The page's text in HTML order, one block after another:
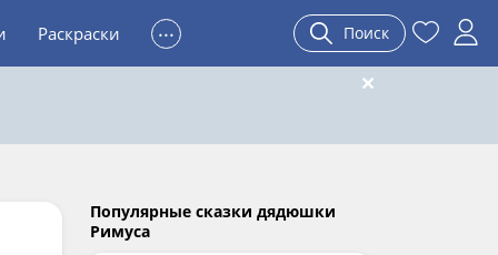
Раскраски ... Поиск
Популярные сказки дядюшки
Римуса